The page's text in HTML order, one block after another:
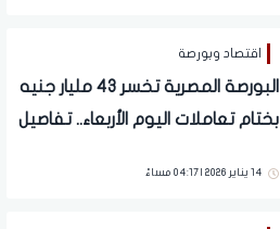
اقتصاد وبورصة
البورصة المصرية تخسر 43 مليار جنيه
بختام تعاملات اليوم الأربعاء.. تفاصيل
14 يناير 2026 | 04:17 مساءً